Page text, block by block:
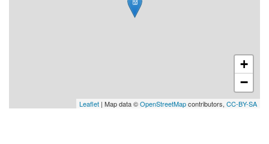
+
−
Leaflet | Map data ©OpenStreetMapcontributors, CC-BY-SA